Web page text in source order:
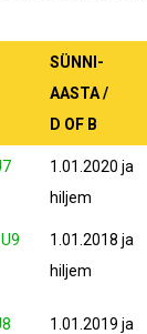
SÜNNI-
AASTA /
D OF B
1.01.2020 ja
hiljem
1.01.2018 ja
hiljem
1.01.2019 ja